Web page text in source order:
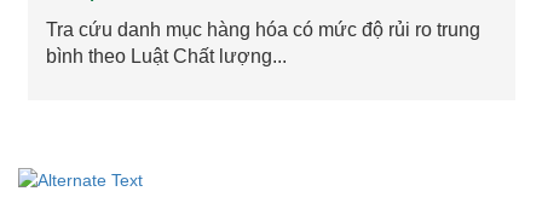
Tra cứu danh mục hàng hóa có mức độ rủi ro trung
bình theo Luật Chất lượng...